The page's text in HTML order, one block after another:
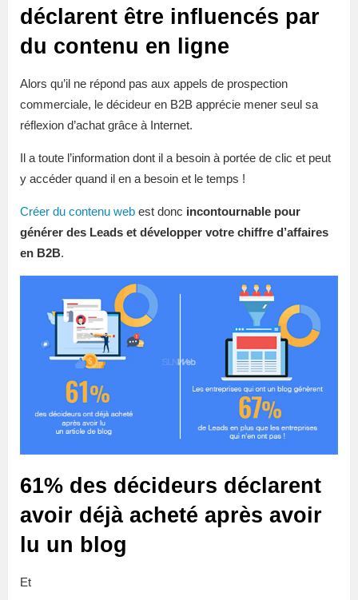
déclarent être influencés par
du contenu en ligne
Alors qu’il ne répond pas aux appels de prospection
commerciale, le décideur en B2B apprécie mener seul sa
réflexion d’achat grâce à Internet.
Il a toute l’information dont il a besoin à portée de clic et peut
y accéder quand il en a besoin et le temps !
Créer du contenu web est donc incontournable pour
générer des Leads et développer votre chiffre d’affaires
en B2B.
61% des décideurs déclarent
avoir déjà acheté après avoir
lu un blog
Et